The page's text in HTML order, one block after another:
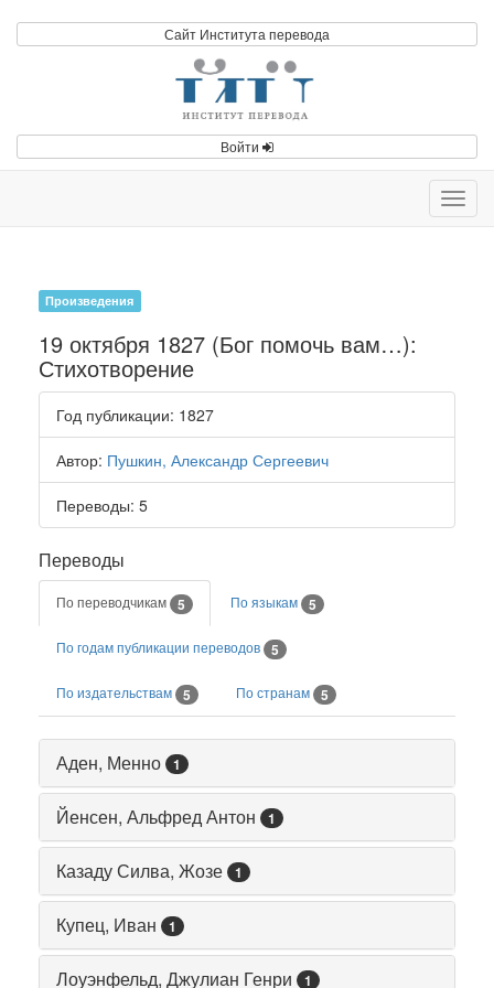
Сайт Института перевода
Войти
Произведения
19 октября 1827 (Бог помочь вам…):
Стихотворение
Год публикации: 1827
Автор: Пушкин, Александр Сергеевич
Переводы: 5
Переводы
По переводчикам 5 По языкам 5
По годам публикации переводов 5
По издательствам 5 По странам 5
Аден, Менно 1
Йенсен, Альфред Антон 1
Казаду Силва, Жозе 1
Купец, Иван 1
Лоуэнфельд, Джулиан Генри 1